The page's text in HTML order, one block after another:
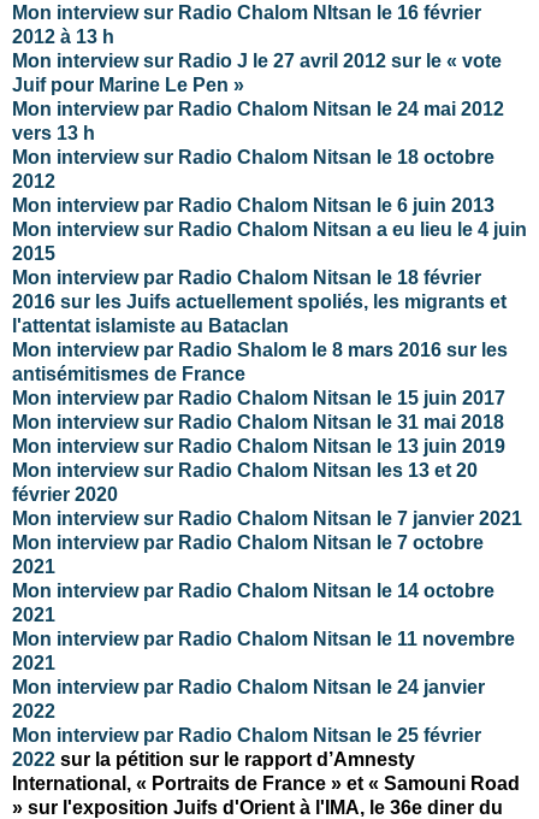
Mon interview sur Radio Chalom NItsan le 16 février
2012 à 13 h
Mon interview sur Radio J le 27 avril 2012 sur le « vote
Juif pour Marine Le Pen »
Mon interview par Radio Chalom Nitsan le 24 mai 2012
vers 13 h
Mon interview sur Radio Chalom Nitsan le 18 octobre
2012
Mon interview par Radio Chalom Nitsan le 6 juin 2013
Mon interview sur Radio Chalom Nitsan a eu lieu le 4 juin
2015
Mon interview par Radio Chalom Nitsan le 18 février
2016 sur les Juifs actuellement spoliés, les migrants et
l'attentat islamiste au Bataclan
Mon interview par Radio Shalom le 8 mars 2016 sur les
antisémitismes de France
Mon interview par Radio Chalom Nitsan le 15 juin 2017
Mon interview sur Radio Chalom Nitsan le 31 mai 2018
Mon interview sur Radio Chalom Nitsan le 13 juin 2019
Mon interview sur Radio Chalom Nitsan les 13 et 20
février 2020
Mon interview sur Radio Chalom Nitsan le 7 janvier 2021
Mon interview par Radio Chalom Nitsan le 7 octobre
2021
Mon interview par Radio Chalom Nitsan le 14 octobre
2021
Mon interview par Radio Chalom Nitsan le 11 novembre
2021
Mon interview par Radio Chalom Nitsan le 24 janvier
2022
Mon interview par Radio Chalom Nitsan le 25 février
2022 sur la pétition sur le rapport d’Amnesty
International, « Portraits de France » et « Samouni Road
» sur l'exposition Juifs d'Orient à l'IMA, le 36e diner du